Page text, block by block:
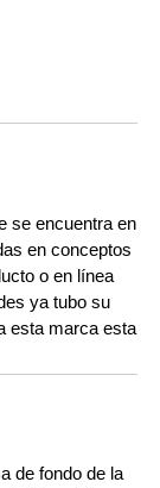
se encuentra en
en conceptos
o en línea
ya tubo su
esta marca esta
de fondo de la